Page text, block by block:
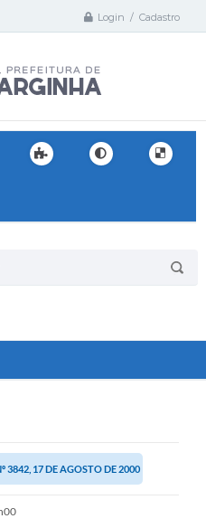
Login / Cadastro
3842, 17 DE AGOSTO DE 2000